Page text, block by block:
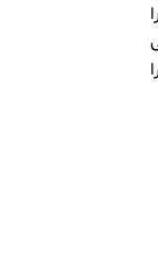
الکلی